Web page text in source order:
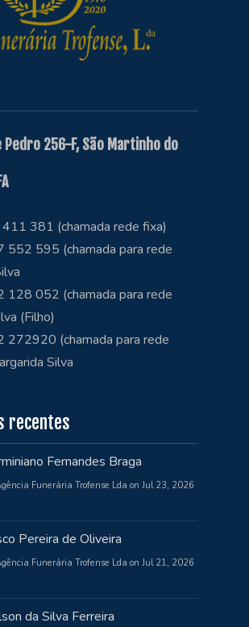
Pedro 256-F, São Martinho do
381 (chamada rede fixa)
595 (chamada para rede
052 (chamada para rede
(Filho)
(chamada para rede
Silva
recentes
Fernandes Braga
Funerária Trofense Lda on Jul 23, 2026
Pereira de Oliveira
Funerária Trofense Lda on Jul 21, 2026
da Silva Ferreira